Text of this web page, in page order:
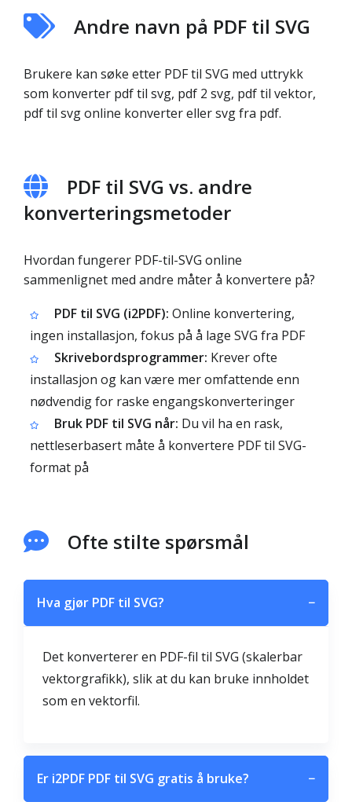
Andre navn på PDF til SVG
Brukere kan søke etter PDF til SVG med uttrykk
som konverter pdf til svg, pdf 2 svg, pdf til vektor,
pdf til svg online konverter eller svg fra pdf.
PDF til SVG vs. andre
konverteringsmetoder
Hvordan fungerer PDF-til-SVG online
sammenlignet med andre måter å konvertere på?
PDF til SVG (i2PDF): Online konvertering,
ingen installasjon, fokus på å lage SVG fra PDF
Skrivebordsprogrammer: Krever ofte
installasjon og kan være mer omfattende enn
nødvendig for raske engangskonverteringer
Bruk PDF til SVG når: Du vil ha en rask,
nettleserbasert måte å konvertere PDF til SVG-
format på
Ofte stilte spørsmål
Hva gjør PDF til SVG? −
Det konverterer en PDF-fil til SVG (skalerbar
vektorgrafikk), slik at du kan bruke innholdet
som en vektorfil.
Er i2PDF PDF til SVG gratis å bruke? −